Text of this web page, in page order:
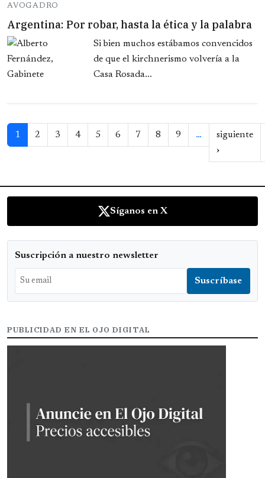
AVOGADRO
Argentina: Por robar, hasta la ética y la palabra
Si bien muchos estábamos convencidos
de que el kirchnerismo volvería a la
Casa Rosada...
Paginación
1 2 3 4 5 6 7 8 9 …
siguiente
›Siguiente
Síganos en X
Suscripción a nuestro newsletter
PUBLICIDAD EN EL OJO DIGITAL